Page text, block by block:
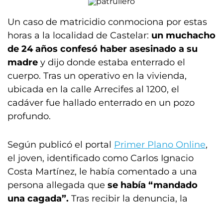
Un caso de matricidio conmociona por estas
horas a la localidad de Castelar: un muchacho
de 24 años confesó haber asesinado a su
madre y dijo donde estaba enterrado el
cuerpo. Tras un operativo en la vivienda,
ubicada en la calle Arrecifes al 1200, el
cadáver fue hallado enterrado en un pozo
profundo.
Según publicó el portal Primer Plano Online,
el joven, identificado como Carlos Ignacio
Costa Martínez, le había comentado a una
persona allegada que se había “mandado
una cagada”. Tras recibir la denuncia, la